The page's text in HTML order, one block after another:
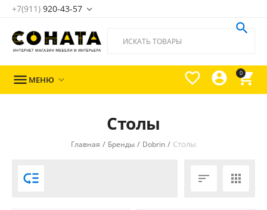
+7(911) 920-43-57 
0




 МЕНЮ 
Столы
Главная / Бренды / Dobrin / Столы
  